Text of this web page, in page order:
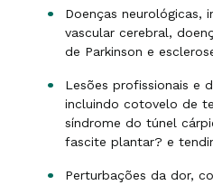
Doenças neurológicas,
vascular cerebral,
de Parkinson e
Lesões profissionais e
incluindo cotovelo de
síndrome do túnel
fascite plantar? e
Perturbações da dor,